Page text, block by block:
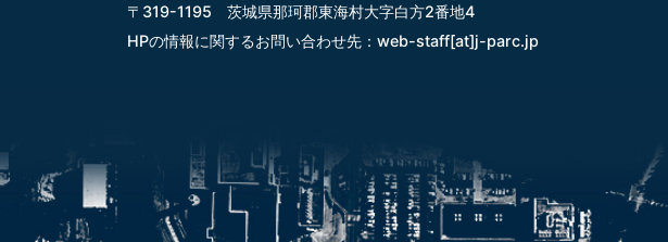
〒319-1195 茨城県那珂郡東海村大字白方2番地4
HPの情報に関するお問い合わせ先： web-staff[at]j-parc.jp